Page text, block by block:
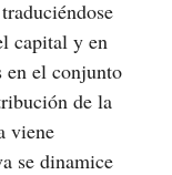
capital y en
en el conjunto
de la
viene
se dinamice